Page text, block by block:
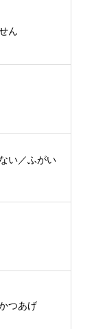
ん
い／ふがい
つあげ